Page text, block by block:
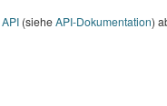
API(sieheAPI-Dokumentation)